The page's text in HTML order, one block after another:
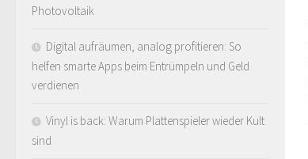
Photovoltaik
Digital aufräumen, analog profitieren: So
helfen smarte Apps beim Entrümpeln und Geld
verdienen
Vinyl is back: Warum Plattenspieler wieder Kult
sind